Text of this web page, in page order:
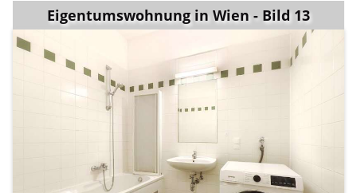
Eigentumswohnung in Wien - Bild 13